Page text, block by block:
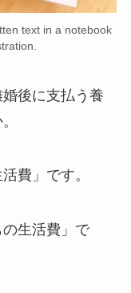
text in a notebook
後に支払う養
費」です。
生活費」で